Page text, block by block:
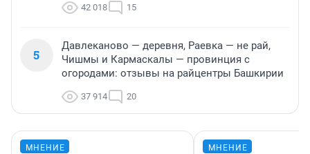
42 018 15
5
Давлеканово — деревня, Раевка — не рай,
Чишмы и Кармаскалы — провинция с
огородами: отзывы на райцентры Башкирии
37 914 20
МНЕНИЕ МНЕНИЕ